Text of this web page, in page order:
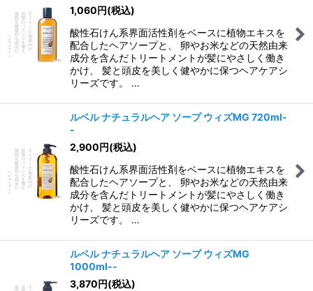
1,060円(税込)
酸性石けん系界面活性剤をベースに植物エキスを
配合したヘアソープと、 卵やお米などの天然由来
成分を含んだトリートメントが髪にやさしく働き
かけ、 髪と頭皮を美しく健やかに保つヘアケアシ
リーズです。 …
ルベル ナチュラルヘア ソープ ウィズMG 720ml-
-
2,900円(税込)
酸性石けん系界面活性剤をベースに植物エキスを
配合したヘアソープと、 卵やお米などの天然由来
成分を含んだトリートメントが髪にやさしく働き
かけ、 髪と頭皮を美しく健やかに保つヘアケアシ
リーズです。 …
ルベル ナチュラルヘア ソープ ウィズMG
1000ml--
3,870円(税込)